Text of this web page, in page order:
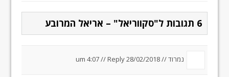
6 תגובות ל"סקווריאל" – אריאל המרובע
נמרוד //28/02/2018 um 4:07
//Reply